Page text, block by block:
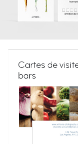
Cartes de
bars